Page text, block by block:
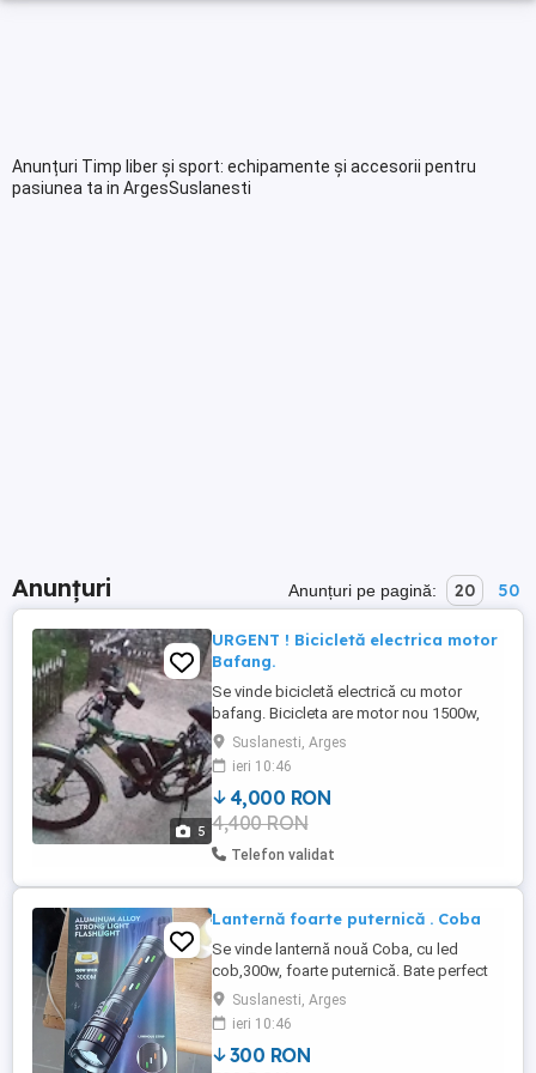
Anunțuri Timp liber și sport: echipamente și accesorii pentru
pasiunea ta in ArgesSuslanesti
Anunțuri Anunțuri pe pagină: 20 50
5
URGENT ! Bicicletă electrica motor
Bafang.
Se vinde bicicletă electrică cu motor
bafang. Bicicleta are motor nou 1500w,
baterie nouă 48v , 25 amperi, camere și
cauciucuri noi Michelin, frine hidraulice pe
lichid, faruri și lumini spate funcționale ,
schimbătoare de viteze perfect
funcționale, roți pe 26 inchi. Preț 4000 lei.
Dispune de un displey ...
Suslanesti, Arges
ieri 10:46
4,000 RON
4,400 RON
Telefon validat
Lanternă foarte puternică . Coba
Se vinde lanternă nouă Coba, cu led
cob,300w, foarte puternică. Bate perfect
pe distanță de 1200 m. Lumină impecabilă
. Două,butoane, din care unul turbo. După
ce se oprește, fosforul din lupă , stă
aprins cîteva ore).Are 8 acumulatori de 4,2
Suslanesti, Arges
ieri 10:46
300 RON